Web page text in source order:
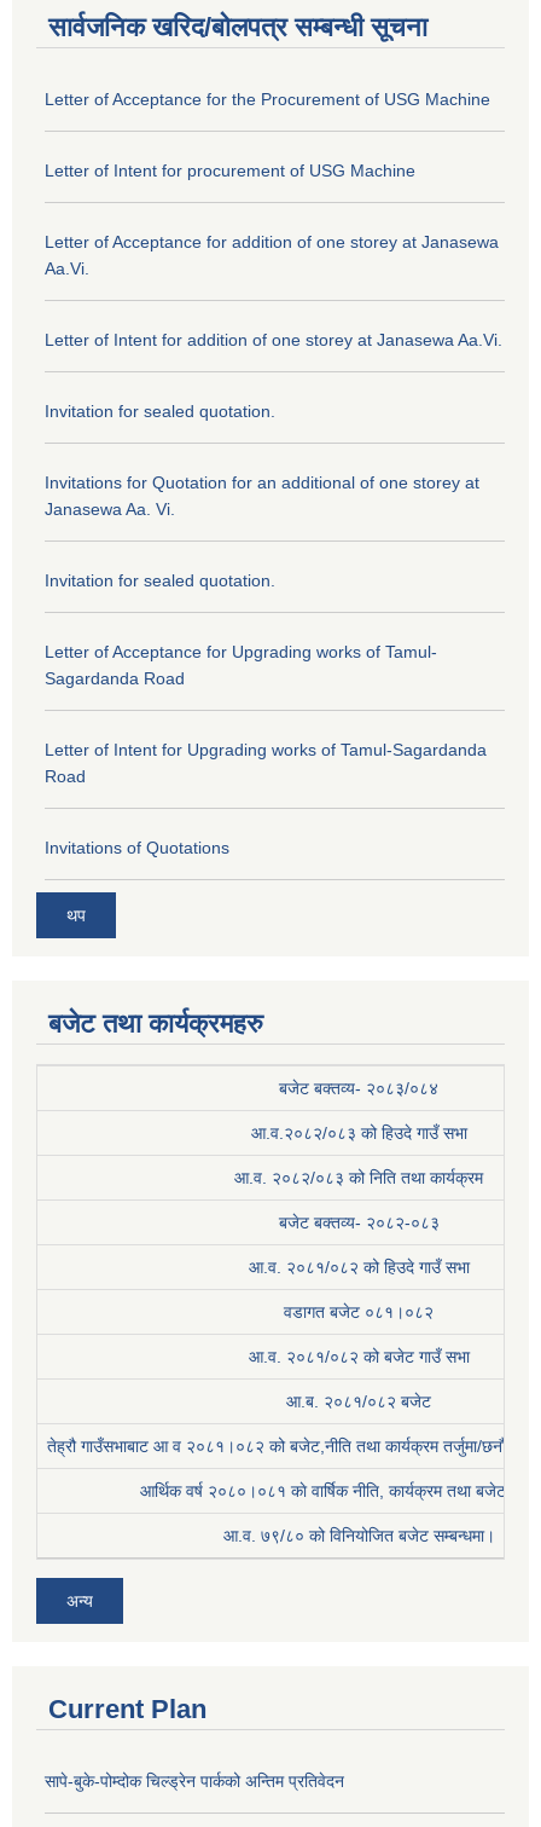
सार्वजनिक खरिद/बोलपत्र सम्बन्धी सूचना
Letter of Acceptance for the Procurement of USG Machine
Letter of Intent for procurement of USG Machine
Letter of Acceptance for addition of one storey at Janasewa
Aa.Vi.
Letter of Intent for addition of one storey at Janasewa Aa.Vi.
Invitation for sealed quotation.
Invitations for Quotation for an additional of one storey at
Janasewa Aa. Vi.
Invitation for sealed quotation.
Letter of Acceptance for Upgrading works of Tamul-
Sagardanda Road
Letter of Intent for Upgrading works of Tamul-Sagardanda
Road
Invitations of Quotations
थप
बजेट तथा कार्यक्रमहरु
बजेट बक्तव्य- २०८३/०८४
आ.व.२०८२/०८३ को हिउदे गाउँ सभा
आ.व. २०८२/०८३ को निति तथा कार्यक्रम
बजेट बक्तव्य- २०८२-०८३
आ.व. २०८१/०८२ को हिउदे गाउँ सभा
वडागत बजेट ०८१।०८२
आ.व. २०८१/०८२ को बजेट गाउँ सभा
आ.ब. २०८१/०८२ बजेट
तेह्रौ गाउँसभाबाट आ व २०८१।०८२ को बजेट,नीति तथा कार्यक्रम तर्जुमा/छनौट
आर्थिक वर्ष २०८०।०८१ काे वार्षिक नीति, कार्यक्रम तथा बजेट
आ.व. ७९/८० को विनियोजित बजेट सम्बन्धमा।
अन्य
Current Plan
सापे-बुके-पोम्दोक चिल्ड्रेन पार्कको अन्तिम प्रतिवेदन